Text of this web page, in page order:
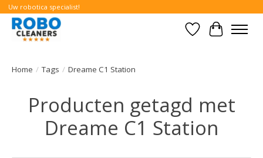
Uw robotica specialist!
Verlanglijst
Home / Tags / Dreame C1 Station
Producten getagd met
Dreame C1 Station